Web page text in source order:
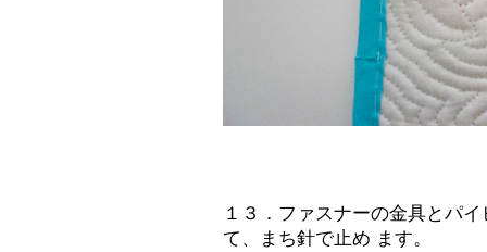
１３．ファスナーの金具とパ
て、まち針で止め ます。